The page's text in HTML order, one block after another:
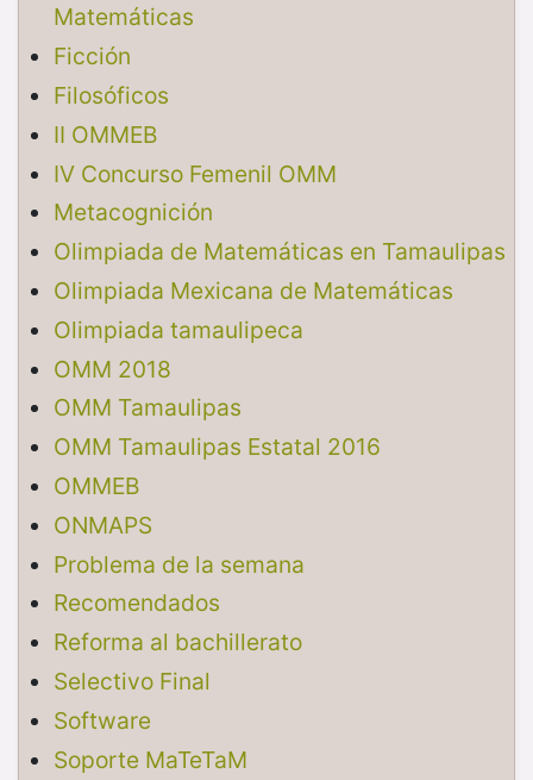
Matemáticas
Ficción
Filosóficos
II OMMEB
IV Concurso Femenil OMM
Metacognición
Olimpiada de Matemáticas en Tamaulipas
Olimpiada Mexicana de Matemáticas
Olimpiada tamaulipeca
OMM 2018
OMM Tamaulipas
OMM Tamaulipas Estatal 2016
OMMEB
ONMAPS
Problema de la semana
Recomendados
Reforma al bachillerato
Selectivo Final
Software
Soporte MaTeTaM